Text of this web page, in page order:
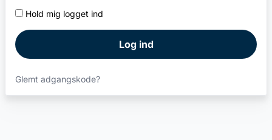
Hold mig logget ind
Log ind
Glemt adgangskode?